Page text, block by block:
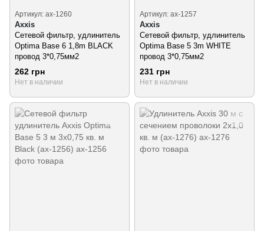
Артикул: ax-1260
Axxis
Сетевой фильтр, удлинитель
Optima Base 6 1,8m BLACK
провод 3*0,75мм2
262 грн
Нет в наличии
Артикул: ax-1257
Axxis
Сетевой фильтр, удлинитель
Optima Base 5 3m WHITE
провод 3*0,75мм2
231 грн
Нет в наличии